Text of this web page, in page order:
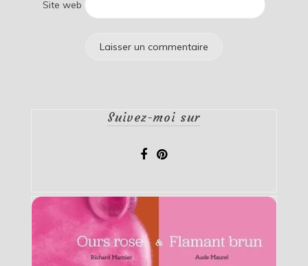
Site web
Suivez-moi sur